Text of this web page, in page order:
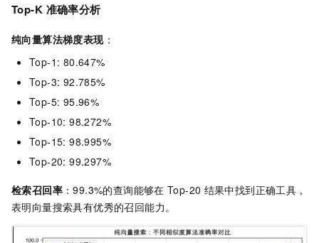
Top-K 准确率分析
纯向量算法梯度表现：
Top-1: 80.647%
Top-3: 92.785%
Top-5: 95.96%
Top-10: 98.272%
Top-15: 98.995%
Top-20: 99.297%
检索召回率 ：99.3%的查询能够在 Top-20 结果中找到正确工具，
表明向量搜索具有优秀的召回能力。